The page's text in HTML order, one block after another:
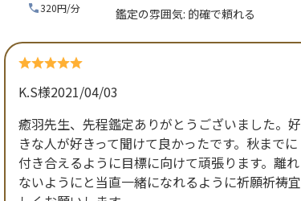
320円/分
鑑定の雰囲気: 的確で頼れる
K.S様2021/04/03
癒羽先生、先程鑑定ありがとうございました。好
きな人が好きって聞けて良かったです。秋までに
付き合えるように目標に向けて頑張ります。離れ
ないようにと当直一緒になれるように祈願祈祷宜